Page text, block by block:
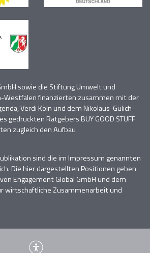
sowie die Stiftung Umwelt und
Westfalen finanzierten zusammen mit der
Verdi Köln und dem Nikolaus-Gülich-
gedruckten Ratgebers BUY GOOD STUFF
zugleich den Aufbau
sind die im Impressum genannten
. Die hier dargestellten Positionen geben
Engagement Global GmbH und dem
wirtschaftliche Zusammenarbeit und